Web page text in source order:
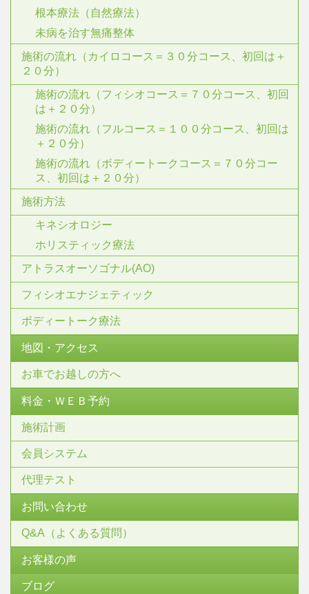
根本療法（自然療法）
未病を治す無痛整体
施術の流れ（カイロコース＝３０分コース、初回は＋
２０分）
施術の流れ（フィシオコース＝７０分コース、初回
は＋２０分）
施術の流れ（フルコース＝１００分コース、初回は
＋２０分）
施術の流れ（ボディートークコース＝７０分コー
ス、初回は＋２０分）
施術方法
キネシオロジー
ホリスティック療法
アトラスオーソゴナル(AO)
フィシオエナジェティック
ボディートーク療法
地図・アクセス
お車でお越しの方へ
料金・ＷＥＢ予約
施術計画
会員システム
代理テスト
お問い合わせ
Q&A（よくある質問）
お客様の声
ブログ